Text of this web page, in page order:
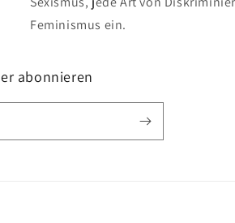
Feminismus ein.
abonnieren